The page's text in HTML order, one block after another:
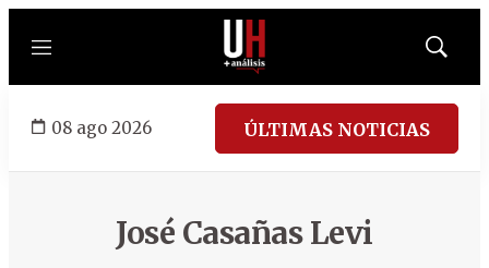
Menú
Mostrar
08 ago 2026 ÚLTIMAS NOTICIAS
José Casañas Levi